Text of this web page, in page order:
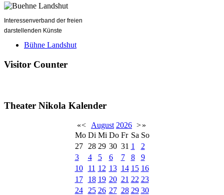
Interessenverband der freien
darstellenden Künste
Bühne Landshut
Visitor Counter
Theater Nikola Kalender
«< August 2026 >»
Mo Di Mi Do Fr Sa So
27
28 29 30 31 1
2
3
4 5 6 7 8
9
10
11 12 13 14 15 16
17
18 19 20 21 22 23
24
25 26 27 28 29 30